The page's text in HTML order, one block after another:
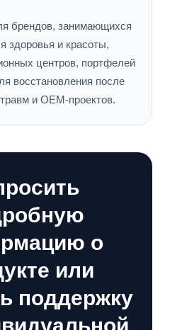
брендов, занимающихся
здоровья и красоты,
центров, портфелей
восстановления после
и OEM-проектов.
о
или
поддержку